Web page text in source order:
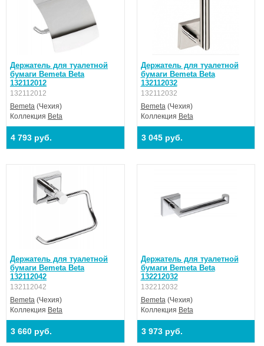
Держатель для туалетной
бумаги Bemeta Beta
132112012
132112012
Bemeta (Чехия)
Коллекция Beta
4 793 руб.
Держатель для туалетной
бумаги Bemeta Beta
132112032
132112032
Bemeta(Чехия)
Коллекция Beta
3 045 руб.
Держатель для туалетной
бумаги Bemeta Beta
132112042
132112042
Bemeta (Чехия)
Коллекция Beta
3 660 руб.
Держатель для туалетной
бумаги Bemeta Beta
132212032
132212032
Bemeta(Чехия)
Коллекция Beta
3 973 руб.